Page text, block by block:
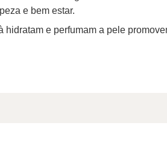
e bem estar.
e perfumam a pele